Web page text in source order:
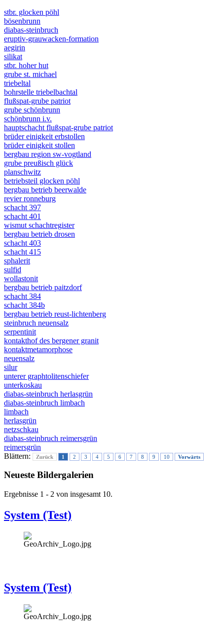
stbr. glocken pöhl
bösenbrunn
diabas-steinbruch
eruptiv-grauwacken-formation
aegirin
silikat
stbr. hoher hut
grube st. michael
triebeltal
bohrstelle triebelbachtal
flußspat-grube patriot
grube schönbrunn
schönbrunn i.v.
hauptschacht flußspat-grube patriot
brüder einigkeit erbstollen
brüder einigkeit stollen
bergbau region sw-vogtland
grube preußisch glück
planschwitz
betriebsteil glocken pöhl
bergbau betrieb beerwalde
revier ronneburg
schacht 397
schacht 401
wismut schachtregister
bergbau betrieb drosen
schacht 403
schacht 415
sphalerit
sulfid
wollastonit
bergbau betrieb paitzdorf
schacht 384
schacht 384b
bergbau betrieb reust-lichtenberg
steinbruch neuensalz
serpentinit
kontakthof des bergener granit
kontaktmetamorphose
neuensalz
silur
unterer graphtolitenschiefer
unterkoskau
diabas-steinbruch herlasgrün
diabas-steinbruch limbach
limbach
herlasgrün
netzschkau
diabas-steinbruch reimersgrün
reimersgrün
Blättern:
Zurück 1 2 3 4 5 6 7 8 9 10 Vorwärts
Neueste Bildergalerien
Ergebnisse 1 - 2 von insgesamt 10.
System (Test)
System (Test)